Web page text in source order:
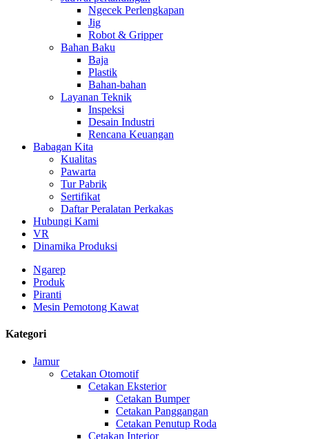
Ngecek Perlengkapan
Jig
Robot & Gripper
Bahan Baku
Baja
Plastik
Bahan-bahan
Layanan Teknik
Inspeksi
Desain Industri
Rencana Keuangan
Babagan Kita
Kualitas
Pawarta
Tur Pabrik
Sertifikat
Daftar Peralatan Perkakas
Hubungi Kami
VR
Dinamika Produksi
Ngarep
Produk
Piranti
Mesin Pemotong Kawat
Kategori
Jamur
Cetakan Otomotif
Cetakan Eksterior
Cetakan Bumper
Cetakan Panggangan
Cetakan Penutup Roda
Cetakan Interior